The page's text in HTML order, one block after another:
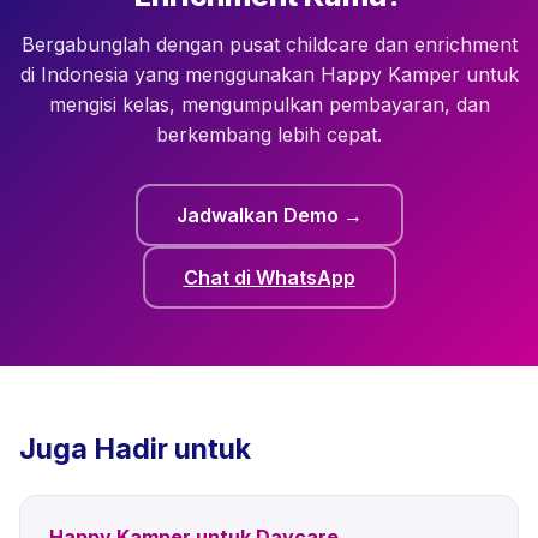
beberapa grup WhatsApp. Pengingat otomatis untuk
kelas yang akan datang mengurangi tingkat
ketidakhadiran yang merupakan masalah pendapatan
besar bagi pusat enrichment Indonesia.
Bergabunglah dengan pusat childcare dan enrichment
di Indonesia yang menggunakan Happy Kamper untuk
mengisi kelas, mengumpulkan pembayaran, dan
berkembang lebih cepat.
Jadwalkan Demo →
Chat di WhatsApp
Juga Hadir untuk